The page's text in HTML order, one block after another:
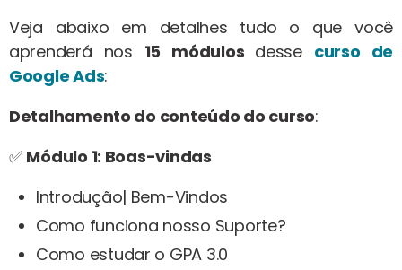
Veja abaixo em detalhes tudo o que você
aprenderá nos 15 módulos desse curso de
Google Ads:
Detalhamento do conteúdo do curso:
✅ Módulo 1: Boas-vindas
Introdução| Bem-Vindos
Como funciona nosso Suporte?
Como estudar o GPA 3.0